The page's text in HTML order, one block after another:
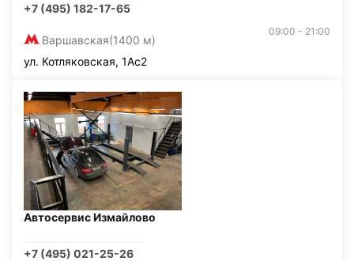
+7 (495) 182-17-65
Варшавская(1400 м)
09:00 - 21:00
ул. Котляковская, 1Ас2
Автосервис Измайлово
+7 (495) 021-25-26